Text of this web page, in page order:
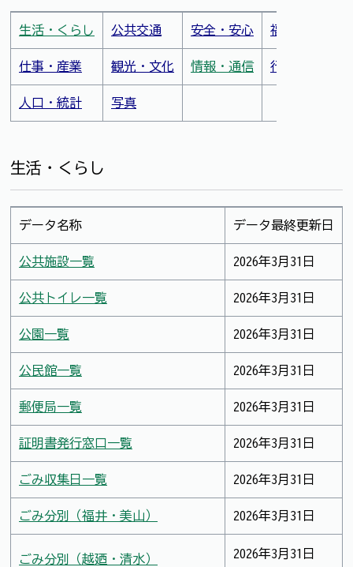
生活・くらし 公共交通 安全・安心 福祉・衛生・
仕事・産業 観光・文化 情報・通信 行財政
人口・統計 写真
生活・くらし
データ名称 データ最終更新日
公共施設一覧 2026年3月31日
公共トイレ一覧 2026年3月31日
公園一覧 2026年3月31日
公民館一覧 2026年3月31日
郵便局一覧 2026年3月31日
証明書発行窓口一覧 2026年3月31日
ごみ収集日一覧 2026年3月31日
ごみ分別（福井・美山） 2026年3月31日
ごみ分別（越廼・清水） 2026年3月31日